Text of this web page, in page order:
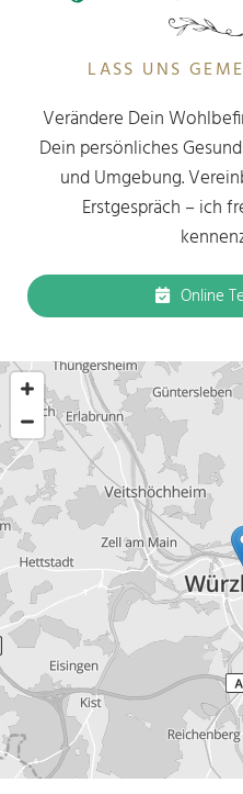
LASS UNS
Verändere Dein
Dein persönliches
und Umgebung.
Erstgespräch – ich
Online